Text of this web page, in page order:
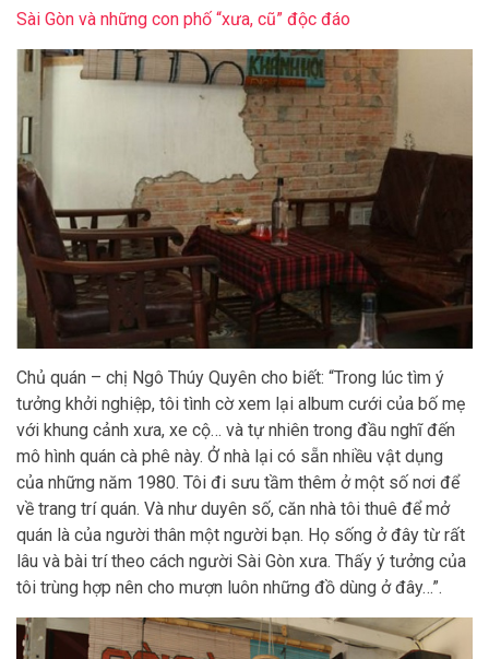
Sài Gòn và những con phố “xưa, cũ” độc đáo
Chủ quán – chị Ngô Thúy Quyên cho biết: “Trong lúc tìm ý
tưởng khởi nghiệp, tôi tình cờ xem lại album cưới của bố mẹ
với khung cảnh xưa, xe cộ… và tự nhiên trong đầu nghĩ đến
mô hình quán cà phê này. Ở nhà lại có sẵn nhiều vật dụng
của những năm 1980. Tôi đi sưu tầm thêm ở một số nơi để
về trang trí quán. Và như duyên số, căn nhà tôi thuê để mở
quán là của người thân một người bạn. Họ sống ở đây từ rất
lâu và bài trí theo cách người Sài Gòn xưa. Thấy ý tưởng của
tôi trùng hợp nên cho mượn luôn những đồ dùng ở đây…”.